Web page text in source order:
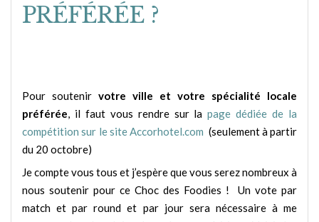
PRÉFÉRÉE ?
Pour soutenir votre ville et votre spécialité locale
préférée, il faut vous rendre sur lapage dédiée de la
compétition sur le site Accorhotel.com (seulement à partir
du 20 octobre)
Je compte vous tous et j’espère que vous serez nombreux à
nous soutenir pour ce Choc des Foodies ! Un vote par
match et par round et par jour sera nécessaire à me